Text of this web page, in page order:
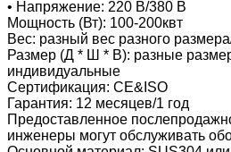
• Напряжение: 220 В/380 В
Мощность (Вт): 100-200квт
Вес: разный вес разного
Размер (Д * Ш * В): разные
индивидуальные
Сертификация: CE&ISO
Гарантия: 12 месяцев/1 год
Предоставленное
инженеры могут обслуживать